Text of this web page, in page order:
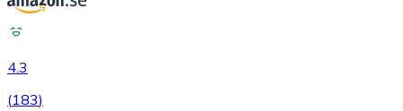
4.3
(183)